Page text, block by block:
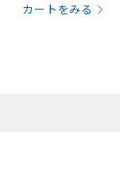
カートをみる